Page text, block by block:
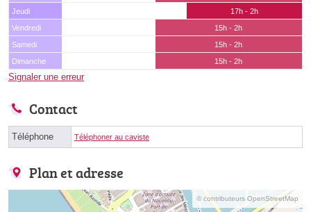
Jeudi
17h - 2h
Vendredi
15h - 2h
Samedi
15h - 2h
Dimanche
15h - 2h
Signaler une erreur
Contact
Téléphone Téléphoner au caviste
Plan et adresse
© contributeurs OpenStreetMap